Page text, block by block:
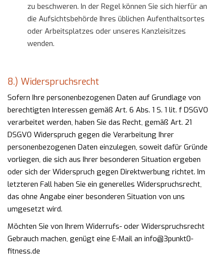
zu beschweren. In der Regel können Sie sich hierfür an
die Aufsichtsbehörde Ihres üblichen Aufenthaltsortes
oder Arbeitsplatzes oder unseres Kanzleisitzes
wenden.
8.) Widerspruchsrecht
Sofern Ihre personenbezogenen Daten auf Grundlage von
berechtigten Interessen gemäß Art. 6 Abs. 1 S. 1 lit. f DSGVO
verarbeitet werden, haben Sie das Recht, gemäß Art. 21
DSGVO Widerspruch gegen die Verarbeitung Ihrer
personenbezogenen Daten einzulegen, soweit dafür Gründe
vorliegen, die sich aus Ihrer besonderen Situation ergeben
oder sich der Widerspruch gegen Direktwerbung richtet. Im
letzteren Fall haben Sie ein generelles Widerspruchsrecht,
das ohne Angabe einer besonderen Situation von uns
umgesetzt wird.
Möchten Sie von Ihrem Widerrufs- oder Widerspruchsrecht
Gebrauch machen, genügt eine E-Mail an info@3punkt0-
fitness.de